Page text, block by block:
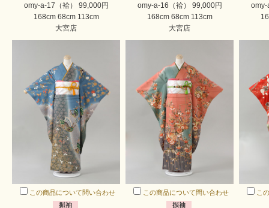
omy-a-17（袷） 99,000円
168cm 68cm 113cm
大宮店
omy-a-16（袷） 99,000円
168cm 68cm 113cm
大宮店
omy-
この商品について問い合わせ この商品について問い合わせ こ